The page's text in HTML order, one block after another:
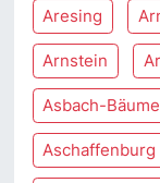
Aresing
Arnstein
Asbach-
Aschaffenburg